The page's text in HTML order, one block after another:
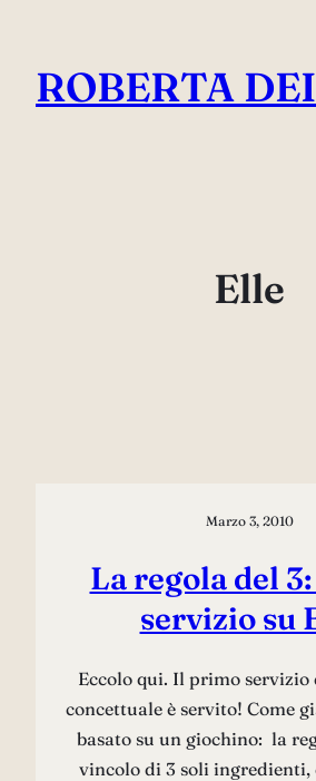
contenuto
ROBERTA
Elle
Marzo 3, 2010
La regola del
servizio su
Eccolo qui. Il primo servizio
concettuale è servito! Come
basato su un giochino: la
vincolo di 3 soli ingredienti,